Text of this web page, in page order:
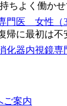
ちよく働かせ
門医 女性（
帰に最初は不
化器内視鏡専